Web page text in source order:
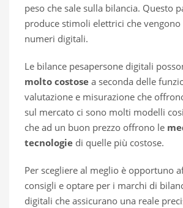
peso che sale sulla bilancia. Questo
produce stimoli elettrici che
numeri digitali.
Le bilance pesapersone digitali
molto costose a seconda delle
valutazione e misurazione che
sul mercato ci sono molti modelli
che ad un buon prezzo offrono le
tecnologie di quelle più costose.
Per scegliere al meglio è opportuno
consigli e optare per i marchi di
digitali che assicurano una reale